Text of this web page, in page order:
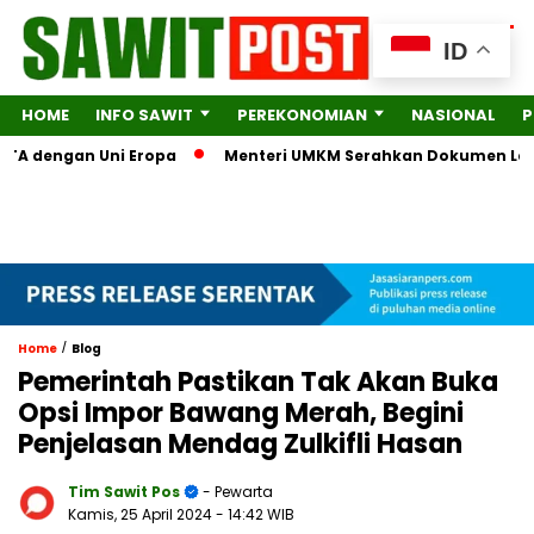
HOME INFO SAWIT PEREKONOMIAN NASIONAL
Uni Eropa Menteri UMKM Serahkan Dokumen
Home / Blog
Pemerintah Pastikan Tak Akan Buka
Opsi Impor Bawang Merah, Begini
Penjelasan Mendag Zulkifli Hasan
Tim Sawit Pos
- Pewarta
Kamis, 25 April 2024- 14:42 WIB
ID